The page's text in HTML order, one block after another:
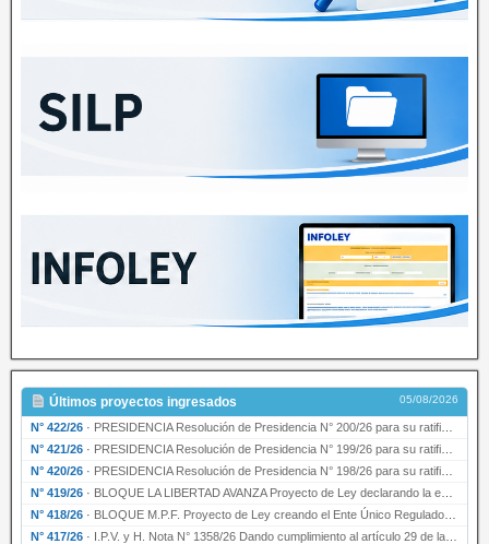
Últimos proyectos ingresados 05/08/2026
N° 422/26 · PRESIDENCIA Resolución de Presidencia N° 200/26 para su ratificación.
N° 421/26 · PRESIDENCIA Resolución de Presidencia N° 199/26 para su ratificación.
N° 420/26 · PRESIDENCIA Resolución de Presidencia N° 198/26 para su ratificación.
N° 419/26 · BLOQUE LA LIBERTAD AVANZA Proyecto de Ley declarando la esencialidad del servicio educativ…
N° 418/26 · BLOQUE M.P.F. Proyecto de Ley creando el Ente Único Regulador de servicios públicos de la …
N° 417/26 · I.P.V. y H. Nota N° 1358/26 Dando cumplimiento al artículo 29 de la Ley provincial N° 1399…